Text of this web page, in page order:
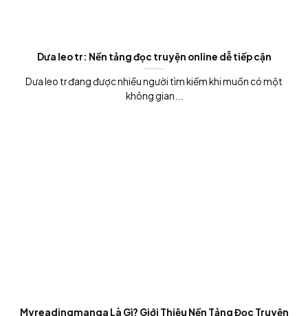
Dưa leo tr: Nền tảng đọc truyện online dễ tiếp cận
Dưa leo tr đang được nhiều người tìm kiếm khi muốn có một
không gian...
Myreadingmanga Là Gì? Giới Thiệu Nền Tảng Đọc Truyện